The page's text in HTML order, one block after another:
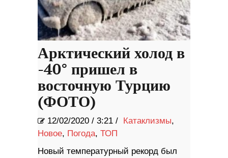
Арктический холод в
-40° пришел в
восточную Турцию
(ФОТО)
12/02/2020 / 3:21 / Катаклизмы,
Новое, Погода, ТОП
Новый температурный рекорд был